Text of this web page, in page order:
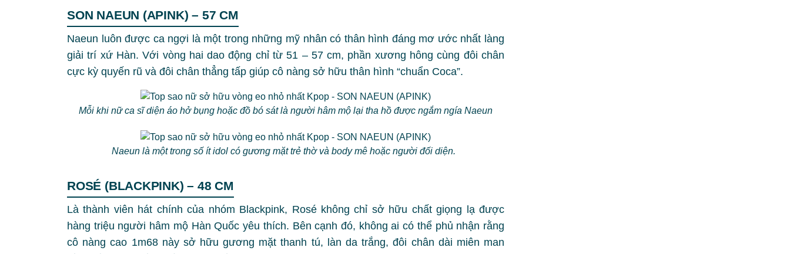
SON NAEUN (APINK) – 57 CM
Naeun luôn được ca ngợi là một trong những mỹ nhân có thân hình đáng mơ ước nhất làng
giải trí xứ Hàn. Với vòng hai dao động chỉ từ 51 – 57 cm, phần xương hông cùng đôi chân
cực kỳ quyến rũ và đôi chân thẳng tấp giúp cô nàng sở hữu thân hình “chuẩn Coca”.
Mỗi khi nữ ca sĩ diện áo hở bụng hoặc đồ bó sát là người hâm mộ lại tha hồ được ngắm ngía Naeun
Naeun là một trong số ít idol có gương mặt trẻ thờ và body mê hoặc người đối diện.
ROSÉ (BLACKPINK) – 48 CM
Là thành viên hát chính của nhóm Blackpink, Rosé không chỉ sở hữu chất giọng lạ được
hàng triệu người hâm mộ Hàn Quốc yêu thích. Bên cạnh đó, không ai có thể phủ nhận rằng
cô nàng cao 1m68 này sở hữu gương mặt thanh tú, làn da trắng, đôi chân dài miên man